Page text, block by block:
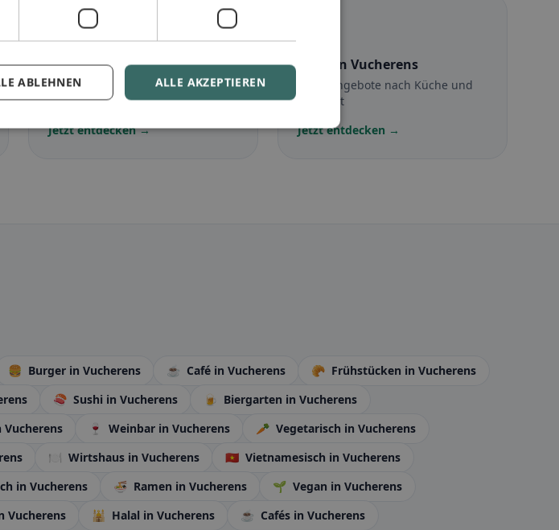
Glutenfrei in Vucherens
Glutenfreie Optionen &
Community-Tipps
Jetzt entdecken →
in Vucherens
Halal-Angebote nach Küche und
Standort
Jetzt entdecken →
🍔 Burger in Vucherens ☕ Café in Vucherens 🥐 Frühstücken in Vucherens
🍣 Sushi in Vucherens 🍺 Biergarten in Vucherens
Vucherens 🍷 Weinbar in Vucherens 🥕 Vegetarisch in Vucherens
🍽️ Wirtshaus in Vucherens 🇻🇳 Vietnamesisch in Vucherens
in Vucherens 🍜 Ramen in Vucherens 🌱 Vegan in Vucherens
Vucherens 🕌 Halal in Vucherens ☕ Cafés in Vucherens
ALLE AKZEPTIEREN
ABLEHNEN